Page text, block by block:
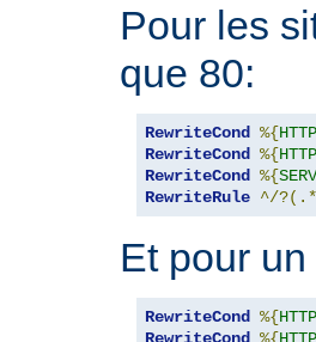
Pour les
que 80:
RewriteCond %{
RewriteCond
%{
RewriteCond
%{
RewriteRule ^/
Et pour
RewriteCond %{
RewriteCond
%{